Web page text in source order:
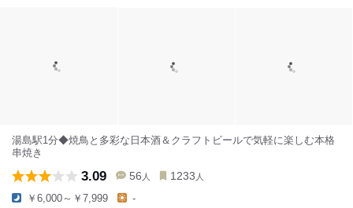
湯島駅1分◆焼鳥と多彩な日本酒＆クラフトビールで気軽に楽しむ本格
串焼き
3.09 56 人 1233 人
￥6,000～￥7,999 -